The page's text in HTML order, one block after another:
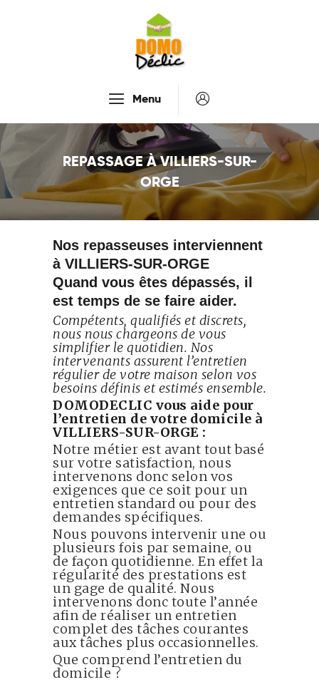
Menu
REPASSAGE À VILLIERS-SUR-
ORGE
Accueil
Tarifs
Recrutement
À Propos De Nous
Contactez-Nous
Nos repasseuses interviennent
à VILLIERS-SUR-ORGE
Quand vous êtes dépassés, il
est temps de se faire aider.
Compétents, qualifiés et discrets,
nous nous chargeons de vous
simplifier le quotidien. Nos
intervenants assurent l’entretien
régulier de votre maison selon vos
besoins définis et estimés ensemble.
DOMODECLIC vous aide pour
l’entretien de votre domicile à
VILLIERS-SUR-ORGE :
Notre métier est avant tout basé
sur votre satisfaction, nous
intervenons donc selon vos
exigences que ce soit pour un
entretien standard ou pour des
demandes spécifiques.
Nous pouvons intervenir une ou
plusieurs fois par semaine, ou
de façon quotidienne. En effet la
régularité des prestations est
un gage de qualité. Nous
intervenons donc toute l’année
afin de réaliser un entretien
complet des tâches courantes
aux tâches plus occasionnelles.
Que comprend l’entretien du
domicile ?